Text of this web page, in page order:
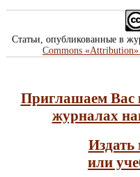
Статьи, опубликованные в
Commons
Приглашаем Вас
журналах
или